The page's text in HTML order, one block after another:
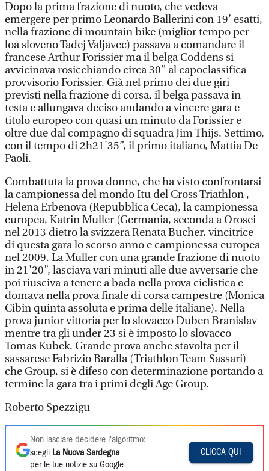
Dopo la prima frazione di nuoto, che vedeva
emergere per primo Leonardo Ballerini con 19’ esatti,
nella frazione di mountain bike (miglior tempo per
loa sloveno Tadej Valjavec) passava a comandare il
francese Arthur Forissier ma il belga Coddens si
avvicinava rosicchiando circa 30” al capoclassifica
provvisorio Forissier. Già nel primo dei due giri
previsti nella frazione di corsa, il belga passava in
testa e allungava deciso andando a vincere gara e
titolo europeo con quasi un minuto da Forissier e
oltre due dal compagno di squadra Jim Thijs. Settimo,
con il tempo di 2h21'35”, il primo italiano, Mattia De
Paoli.
Combattuta la prova donne, che ha visto confrontarsi
la campionessa del mondo Itu del Cross Triathlon ,
Helena Erbenova (Repubblica Ceca), la campionessa
europea, Katrin Muller (Germania, seconda a Orosei
nel 2013 dietro la svizzera Renata Bucher, vincitrice
di questa gara lo scorso anno e campionessa europea
nel 2009. La Muller con una grande frazione di nuoto
in 21'20”, lasciava vari minuti alle due avversarie che
poi riusciva a tenere a bada nella prova ciclistica e
domava nella prova finale di corsa campestre (Monica
Cibin quinta assoluta e prima delle italiane). Nella
prova junior vittoria per lo slovacco Duben Branislav
mentre tra gli under 23 si è imposto lo slovacco
Tomas Kubek. Grande prova anche stavolta per il
sassarese Fabrizio Baralla (Triathlon Team Sassari)
che Group, si è difeso con determinazione portando a
termine la gara tra i primi degli Age Group.
Roberto Spezzigu
Non lasciare decidere l'algoritmo:
scegli La Nuova Sardegna
per le tue notizie su Google
CLICCA QUI